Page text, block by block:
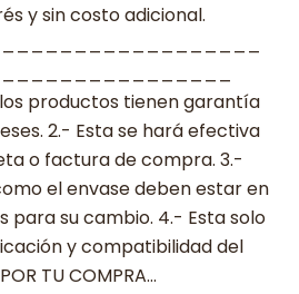
y sin costo adicional.
productos tienen garantía
2.- Esta se hará efectiva
o factura de compra. 3.-
el envase deben estar en
para su cambio. 4.- Esta solo
y compatibilidad del
TU COMPRA…